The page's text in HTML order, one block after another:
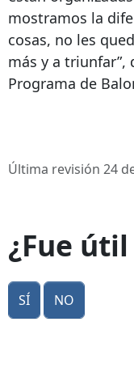
mostramos la
cosas, no les
más y a
Programa de
Última revisión 24
¿Fue
Sí No